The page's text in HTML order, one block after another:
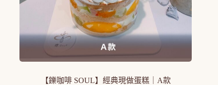
面
選
擇
選
【鑠咖啡 SOUL】經典現做蛋糕｜A款